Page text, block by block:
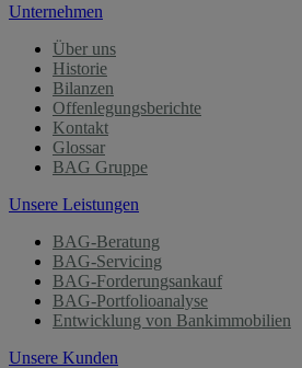
Unternehmen
Über uns
Historie
Bilanzen
Offenlegungsberichte
Kontakt
Glossar
BAG Gruppe
Unsere Leistungen
BAG-Beratung
BAG-Servicing
BAG-Forderungsankauf
BAG-Portfolioanalyse
Entwicklung von Bankimmobilien
Unsere Kunden